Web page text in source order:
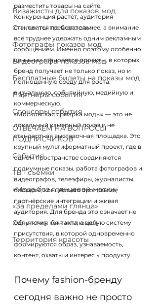
Визажисты для показов мод
Стилисты по волосам
Фотографы показов мод
Видеографы показов мод
Бесплатные билеты на показы мод
Партнёры события
Спонсоры события
ОТВЕЧАЕМ НА ВОПРОСЫ
ПОДПИСЧИКОВ
События
ТВ - съёмки
«Мода без глянцевой маски»
«За пределами глянца»
Объектив без иллюзий
Территория красоты
разместить товары на сайте.
Конкуренция растёт, аудитория
становится требовательнее, а внимание
всё труднее удержать одним рекламным
сообщением. Именно поэтому особенно
ценными становятся проекты, в которых
бренд получает не только показ, но и
полноценную среду для роста:
визуальную, событийную, медийную и
коммерческую.
«Московская ярмарка моды» — это не
локальный камерный показ и не
стандартная выставочная площадка. Это
крупный мультиформатный проект, где в
одном пространстве соединяются
подиумные показы, работа фотографов и
видеографов, телеэфиры, журналисты,
блогеры, концертная программа,
партнёрские интеграции и живая
аудитория. Для бренда это означает не
одну точку контакта, а целую систему
присутствия, в которой одновременно
формируются образ, узнаваемость,
контент, охваты и интерес к продукту.
Почему fashion-бренду
сегодня важно не просто